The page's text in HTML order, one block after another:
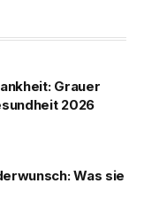
Grauer
2026
Was sie